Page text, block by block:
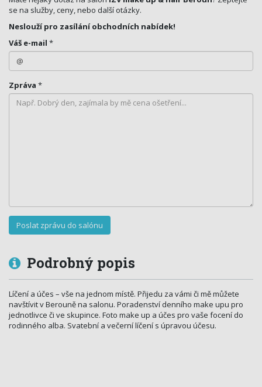
se na služby, ceny, nebo další otázky.
Neslouží pro zasílání obchodních nabídek!
Váš e-mail *
Zpráva *
Podrobný popis
Líčení a účes – vše na jednom místě. Přijedu za vámi či mě můžete
navštívit v Berouně na salonu. Poradenství denního make upu pro
jednotlivce či ve skupince. Foto make up a účes pro vaše focení do
rodinného alba. Svatební a večerní líčení s úpravou účesu.